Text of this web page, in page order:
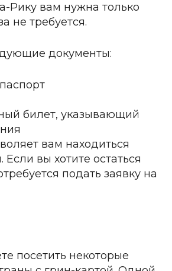
Рику вам нужна только
не требуется.
документы:
билет, указывающий
вам находиться
Если вы хотите остаться
подать заявку на
посетить некоторые